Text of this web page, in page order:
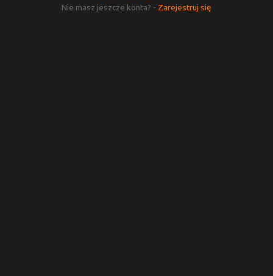
Nie masz jeszcze konta? - Zarejestruj się